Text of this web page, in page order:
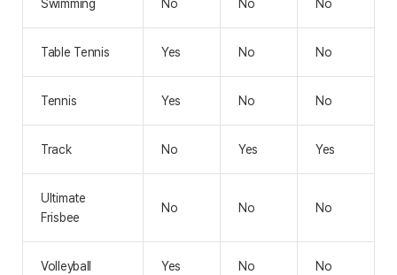
Swimming No No No
Table Tennis Yes No No
Tennis Yes No No
Track No Yes Yes
Ultimate
Frisbee
No No No
Volleyball Yes No No